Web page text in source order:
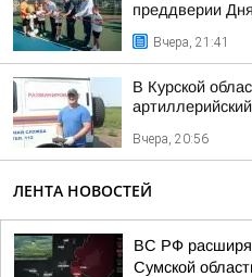
преддверии
Вчера, 21:41
В Курской
Вчера, 20:56
ЛЕНТА НОВОСТЕЙ
ВС РФ
Сумской